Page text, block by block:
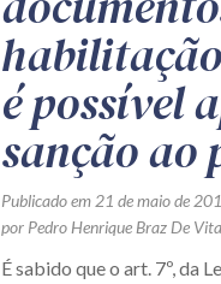
é possível
sanção
Publicado em 21 de maio de
por Pedro Henrique Braz De Vita
É sabido que o art. 7º, da